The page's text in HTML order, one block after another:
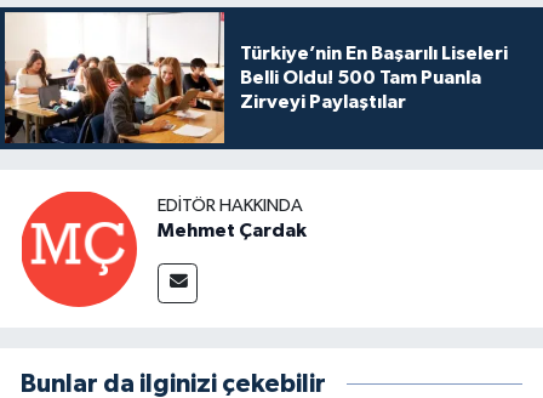
Türkiye’nin En Başarılı Liseleri
Belli Oldu! 500 Tam Puanla
Zirveyi Paylaştılar
EDITÖR HAKKINDA
Mehmet Çardak
Bunlar da ilginizi çekebilir